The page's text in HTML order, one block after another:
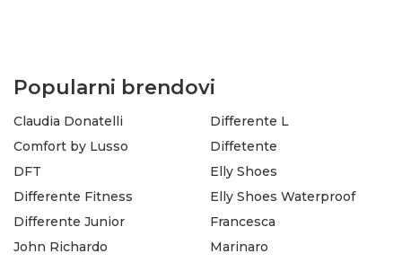
Popularni brendovi
Claudia Donatelli
Comfort by Lusso
DFT
Differente Fitness
Differente Junior
Differente L
Diffetente
Elly Shoes
Elly Shoes Waterproof
Francesca
John Richardo
Marinaro